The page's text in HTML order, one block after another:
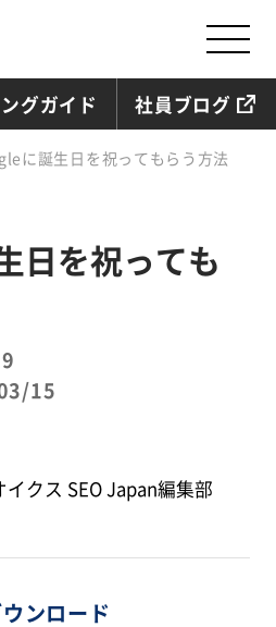
グガイド 社員ブログ
に誕生日を祝ってもらう方法
日を祝っても
15
クス SEO Japan編集部
ンロード